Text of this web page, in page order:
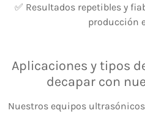
✅ Resultados repetibles y
producción
Aplicaciones y tipos
decapar con
Nuestros equipos